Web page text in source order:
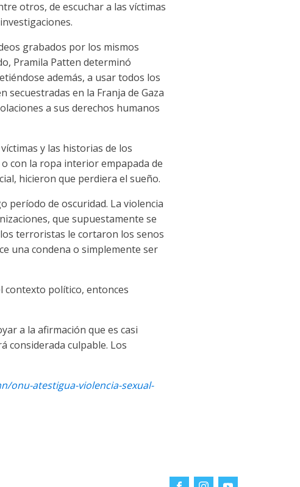
otros, de escuchar a las víctimas
grabados por los mismos
Pramila Patten determinó
además, a usar todos los
secuestradas en la Franja de Gaza
a sus derechos humanos
y las historias de los
con la ropa interior empapada de
hicieron que perdiera el sueño.
período de oscuridad. La violencia
que supuestamente se
terroristas le cortaron los senos
una condena o simplemente ser
contexto político, entonces
a la afirmación que es casi
considerada culpable. Los
onu-atestigua-violencia-sexual-